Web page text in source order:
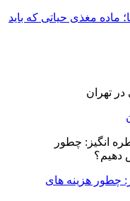
ماده مغذی حیاتی که باید
چطور هزینه های